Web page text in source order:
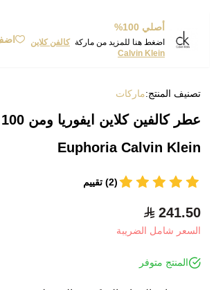
أصلي 100%
اضغط هنا للمزيد من ماركة كالفن كلاين
Calvin Klein
تصنيف المنتج:ماركات
Euphoria Calvin Klein
(2) تقييم
241.50
السعر شامل الضريبة
المنتج متوفر